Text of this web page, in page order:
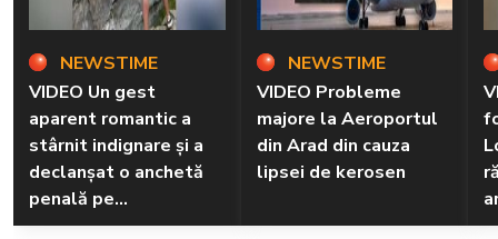
NEWSTIME
VIDEO Un gest
aparent romantic a
stârnit indignare și a
declanșat o anchetă
penală pe
Transfăgărășan
NEWSTIME
VIDEO Probleme
majore la Aeroportul
din Arad din cauza
lipsei de kerosen